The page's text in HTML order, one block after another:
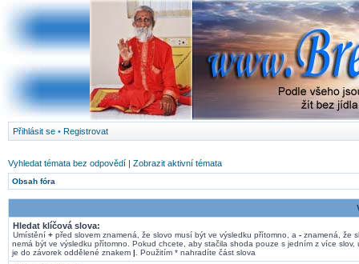
Přihlásit se • Registrovat
Vyhledat témata bez odpovědí | Zobrazit aktivní témata
Obsah fóra
Hledat klíčová slova:
Umístění + před slovem znamená, že slovo musí být ve výsledku přítomno, a - znamená, že
nemá být ve výsledku přítomno. Pokud chcete, aby stačila shoda pouze s jedním z více slov,
je do závorek oddělené znakem | . Použitím * nahradíte část slova